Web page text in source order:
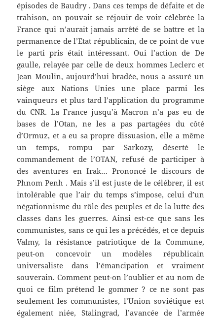
épisodes de Baudry . Dans ces temps de défaite et de
trahison, on pouvait se réjouir de voir célébrée la
France qui n’aurait jamais arrêté de se battre et la
permanence de l’Etat républicain, de ce point de vue
le parti pris était intéressant. Oui l’action de De
gaulle, relayée par celle de deux hommes Leclerc et
Jean Moulin, aujourd’hui bradée, nous a assuré un
siège aux Nations Unies une place parmi les
vainqueurs et plus tard l’application du programme
du CNR. La France jusqu’à Macron n’a pas eu de
bases de l’Otan, ne les a pas partagées du côté
d’Ormuz, et a eu sa propre dissuasion, elle a même
un temps, rompu par Sarkozy, déserté le
commandement de l’OTAN, refusé de participer à
des aventures en Irak… Prononcé le discours de
Phnom Penh . Mais s’il est juste de le célébrer, il est
intolérable que l’air du temps s’impose, celui d’un
négationnisme du rôle des peuples et de la lutte des
classes dans les guerres. Ainsi est-ce que sans les
communistes, sans ce qui les a précédés, et ce depuis
Valmy, la résistance patriotique de la Commune,
peut-on concevoir un modèles républicain
universaliste dans l’émancipation et vraiment
souverain. Comment peut-on l’oublier et au nom de
quoi ce film prétend le gommer ? ce ne sont pas
seulement les communistes, l’Union soviétique est
également niée, Stalingrad, l’avancée de l’armée